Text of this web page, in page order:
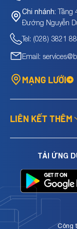
Chi nhánh: Tầng
Đường Nguyễn
Tel: (028) 3821
Email:
MẠNG LƯỚI
LIÊN KẾT THÊM
TẢI ỨNG
Công